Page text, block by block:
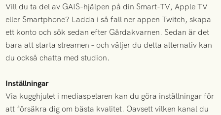
Vill du ta del av GAIS-hjälpen på din Smart-TV, Apple TV
eller Smartphone? Ladda i så fall ner appen Twitch, skapa
ett konto och sök sedan efter Gårdakvarnen. Sedan är det
bara att starta streamen – och väljer du detta alternativ kan
du också chatta med studion.
Inställningar
Via kugghjulet i mediaspelaren kan du göra inställningar för
att försäkra dig om bästa kvalitet. Oavsett vilken kanal du